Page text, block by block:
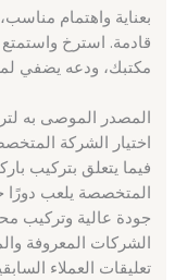
بعناية واهتمام
قادمة. استرخ
مكتبك، ودعه يضفي
المصدر الموصى به
اختيار الشركة
فيما يتعلق بتركيب
المتخصصة يلعب
جودة عالية وتركيب
الشركات المعروفة
تعليقات العملاء